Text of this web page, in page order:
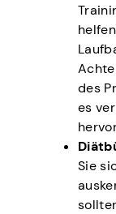
des
es
Sie